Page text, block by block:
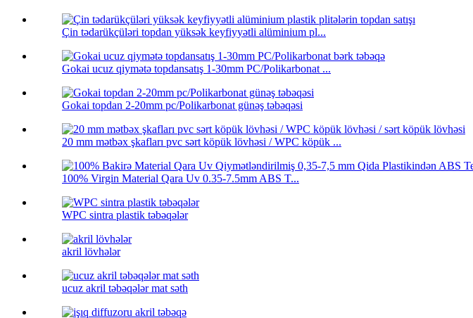
Çin tədarükçüləri topdan yüksək keyfiyyətli alüminium pl...
Gokai ucuz qiymətə topdansatış 1-30mm PC/Polikarbonat ...
Gokai topdan 2-20mm pc/Polikarbonat günəş təbəqəsi
20 mm mətbəx şkafları pvc sərt köpük lövhəsi / WPC köpük ...
100% Virgin Material Qara Uv 0.35-7.5mm ABS T...
WPC sintra plastik təbəqələr
akril lövhələr
ucuz akril təbəqələr mat səth